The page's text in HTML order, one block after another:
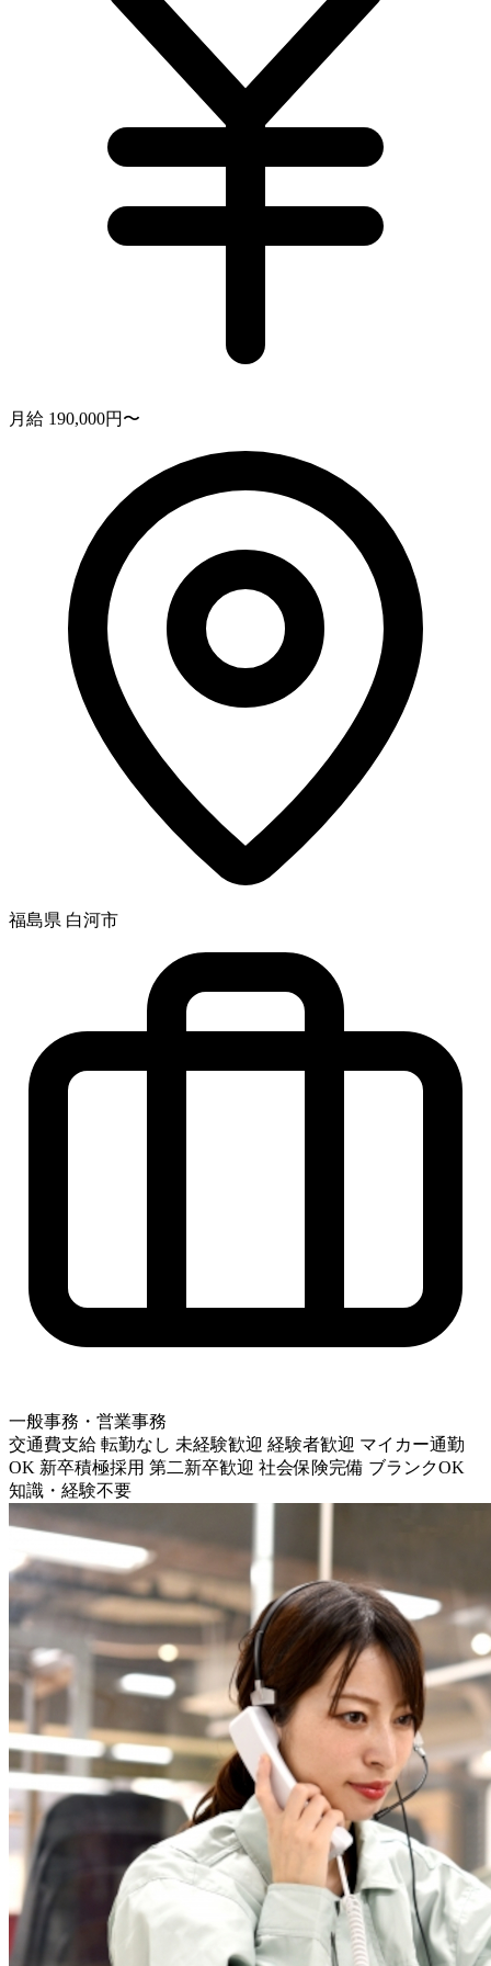
月給 190,000円〜
福島県 白河市
一般事務・営業事務
交通費支給 転勤なし 未経験歓迎 経験者歓迎 マイカー通勤
OK 新卒積極採用 第二新卒歓迎 社会保険完備 ブランクOK
知識・経験不要